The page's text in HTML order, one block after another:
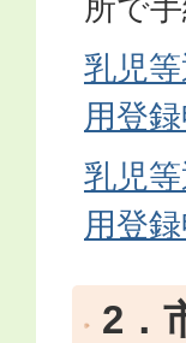
乳児
用登
乳児
用登
2．